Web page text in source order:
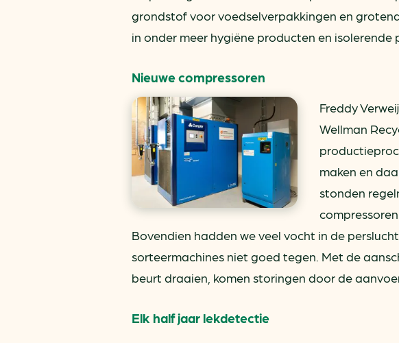
grondstof voor voedselverpakkingen en
in onder meer hygiëne producten en
Nieuwe compressoren
Freddy
Wellman
maken en
stonden
Bovendien hadden we veel vocht in de
sorteermachines niet goed tegen. Met de
beurt draaien, komen storingen door de
Elk half jaar lekdetectie